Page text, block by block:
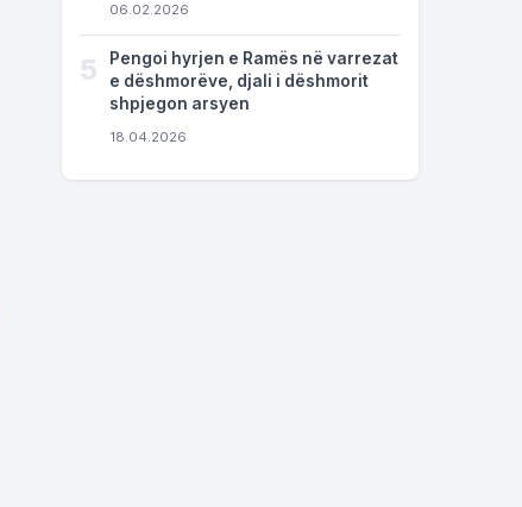
06.02.2026
5
Pengoi hyrjen e Ramës në varrezat
e dëshmorëve, djali i dëshmorit
shpjegon arsyen
18.04.2026